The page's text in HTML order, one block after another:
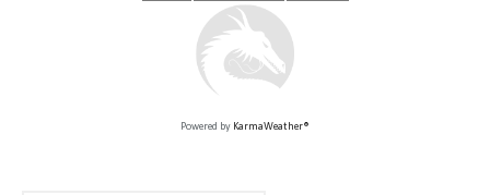
Powered by KarmaWeather®